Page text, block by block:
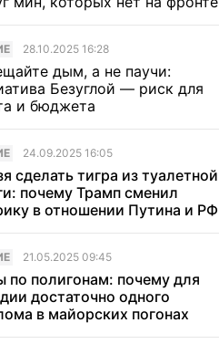
28.10.2025 16:28
дым, а не паучи:
Безуглой — риск для
и бюджета
24.09.2025 16:05
сделать тигра из туалетной
почему Трамп сменил
в отношении Путина и РФ
21.05.2025 09:45
по полигонам: почему для
достаточно одного
в майорских погонах